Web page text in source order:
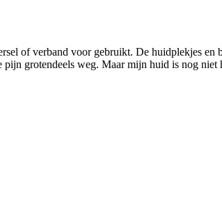
of verband voor gebruikt. De huidplekjes en
grotendeels weg. Maar mijn huid is nog